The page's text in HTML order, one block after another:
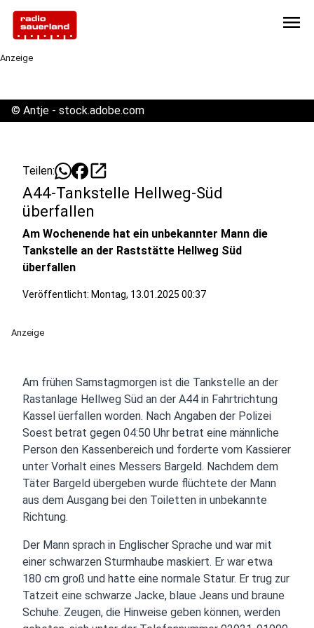
menu
Anzeige
© Antje - stock.adobe.com
Teilen: open_in_new
A44-Tankstelle Hellweg-Süd
überfallen
Am Wochenende hat ein unbekannter Mann die
Tankstelle an der Raststätte Hellweg Süd
überfallen
Veröffentlicht: Montag, 13.01.2025 00:37
Anzeige
Am frühen Samstagmorgen ist die Tankstelle an der
Rastanlage Hellweg Süd an der A44 in Fahrtrichtung
Kassel üerfallen worden. Nach Angaben der Polizei
Soest betrat gegen 04:50 Uhr betrat eine männliche
Person den Kassenbereich und forderte vom Kassierer
unter Vorhalt eines Messers Bargeld. Nachdem dem
Täter Bargeld übergeben wurde flüchtete der Mann
aus dem Ausgang bei den Toiletten in unbekannte
Richtung.
Der Mann sprach in Englischer Sprache und war mit
einer schwarzen Sturmhaube maskiert. Er war etwa
180 cm groß und hatte eine normale Statur. Er trug zur
Tatzeit eine schwarze Jacke, blaue Jeans und braune
Schuhe. Zeugen, die Hinweise geben können, werden